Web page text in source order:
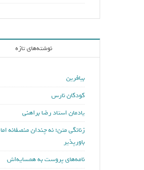
نوشته‌های تازه
بیافرین
کودکان نارس
یادمان استاد رضا براهنی
زنانگی متن؛ نه چندان منصفانه اما
باورپذیر
نامه‌های پروست به همسایه‌اش